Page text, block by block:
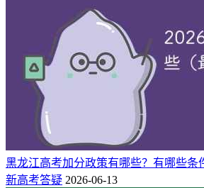
黑龙江高考加分政策有哪些？有哪些条
新高考答疑 2026-06-13